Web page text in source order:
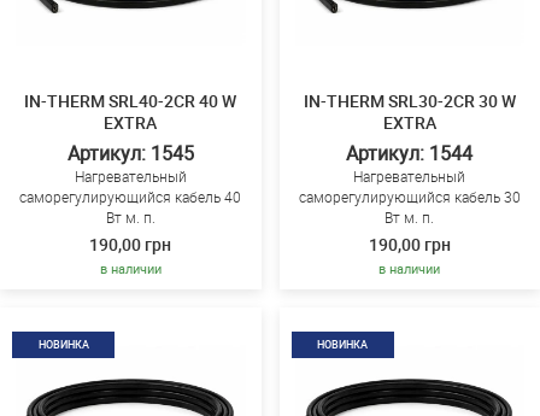
IN-THERM SRL40-2CR 40 W
EXTRA
Артикул: 1545
Нагревательный
саморегулирующийся кабель 40
Вт м. п.
190,00 грн
в наличии
IN-THERM SRL30-2CR 30 W
EXTRA
Артикул: 1544
Нагревательный
саморегулирующийся кабель 30
Вт м. п.
190,00 грн
в наличии
НОВИНКА НОВИНКА